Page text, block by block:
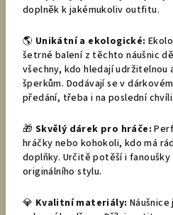
doplněk k jakémukoliv outfitu.
🌎 Unikátní a ekologické:
šetrné balení z těchto náušnic
všechny, kdo hledají
šperkům. Dodávají se v
předání, třeba i na poslední chvíli.
🎁 Skvělý dárek pro hráče:
hráčky nebo kohokoli, kdo má
doplňky. Určitě potěší i fanoušky
originálního stylu.
💎 Kvalitní materiály: